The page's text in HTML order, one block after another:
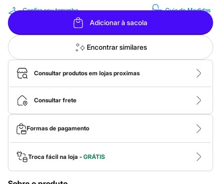
Blusas e Camisetas
Básicos
Calças
Casacos e Jaquetas
Jeans
Macacões
Saias
Shorts e Bermudas
Vestidos
Bolsas
Bonés e Chapéus
Bijoux
Cintos
Óculos
Relógios
Calçados
Botas
Chinelos
Rasteirinhas
Confira seu tamanho Guia de Medidas
Adicionar à sacola
Encontrar similares
Consultar produtos em lojas proximas
Consultar frete
Formas de pagamento
Troca fácil na loja - GRÁTIS